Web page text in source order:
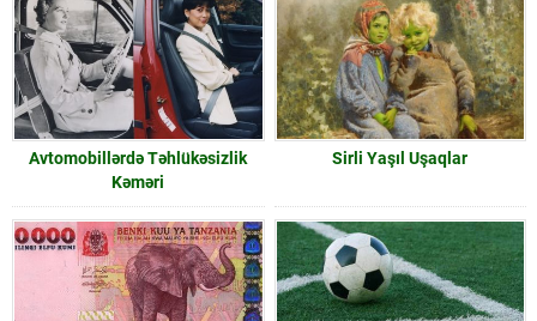
Avtomobillərdə Təhlükəsizlik
Kəməri
Sirli Yaşıl Uşaqlar